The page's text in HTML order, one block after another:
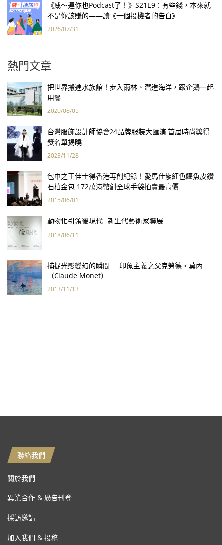
《威～連你也Podcast了！》S21E9：有些錢，本來就
不是你該賺的——讀《一個投機者的告白》
2026/07/31
熱門文章
把世界搬進水族館！步入雨林、潛進海洋，跟企鵝一起
用餐
2020/08/05
台灣服飾設計師協會24品牌服裝大匯演 首屆時尚獎得
獎名單揭曉
2023/11/28
包中之王佳士得香港再創紀錄！愛馬仕紫紅色鱷魚皮鑽
石柏金包 172萬港幣創全球手袋拍賣最高價
2015/06/01
動物化引領後現代─新生代藝術家聯展
2018/06/11
捕捉光影變幻的瞬間──印象主義之父克勞德‧莫內
（Claude Monet）
2013/11/13
聯絡我們
關於我們
異業合作 & 廣告刊登
採訪邀請
加入我們 & 投稿